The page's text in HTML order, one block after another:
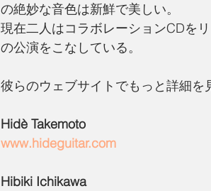
の絶妙な音色は新鮮で美しい。
現在二人はコラボレーションCDを
の公演をこなしている。
彼らのウェブサイトでもっと詳細を
Hidè Takemoto
www.hideguitar.com
Hibiki Ichikawa